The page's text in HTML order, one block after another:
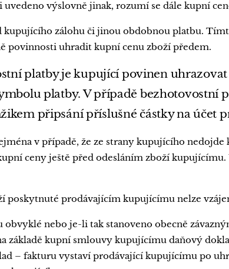
výslovně jinak, rozumí se dále kupní
kupujícího zálohu či jinou obdobnou platbu.
povinnosti uhradit kupní cenu zboží předem.
platby je kupující povinen
platby. V případě bezhotovostní
připsání příslušné částky na účet
v případě, že ze strany kupujícího
ceny ještě před odesláním zboží kupujícímu.
poskytnuté prodávajícím kupujícímu nelze
nebo je-li tak stanoveno obecně
základě kupní smlouvy kupujícímu daňový
– fakturu vystaví prodávající kupujícímu po